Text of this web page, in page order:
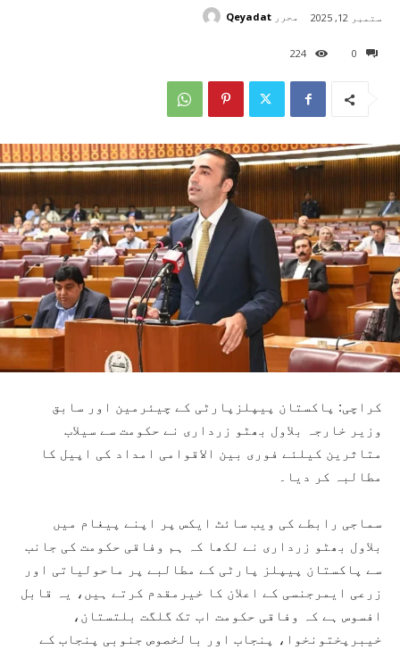
0
224
ستمبر 12, 2025 محرر Qeyadat
کراچی: پاکستان پیپلزپارٹی کے چیئرمین اور سابق
وزیر خارجہ بلاول بھٹو زرداری نے حکومت سے سیلاب
متاثرین کیلئے فوری بین الاقوامی امداد کی اپیل کا
مطالبہ کر دیا۔
سماجی رابطے کی ویب سائٹ ایکس پر اپنے پیغام میں
بلاول بھٹو زرداری نے لکھا کہ ہم وفاقی حکومت کی جانب
سے پاکستان پیپلز پارٹی کے مطالبے پر ماحولیاتی اور
زرعی ایمرجنسی کے اعلان کا خیرمقدم کرتے ہیں، یہ قابل
افسوس ہے کہ وفاقی حکومت اب تک گلگت بلتستان،
خیبرپختونخوا، پنجاب اور بالخصوص جنوبی پنجاب کے